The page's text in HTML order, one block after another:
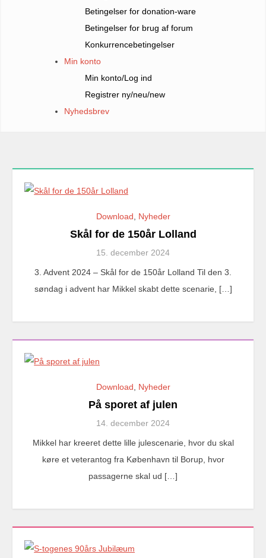
Betingelser for donation-ware
Betingelser for brug af forum
Konkurrencebetingelser
Min konto
Min konto/Log ind
Registrer ny/neu/new
Nyhedsbrev
Download Nyheder
Skål for de 150år Lolland
15. december 2024
3. Advent 2024 – Skål for de 150år Lolland Til den 3.
søndag i advent har Mikkel skabt dette scenarie, […]
Download Nyheder
På sporet af julen
14. december 2024
Mikkel har kreeret dette lille julescenarie, hvor du skal
køre et veterantog fra København til Borup, hvor
passagerne skal ud […]